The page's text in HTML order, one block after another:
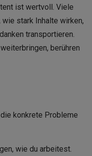
ist wertvoll. Viele
stark Inhalte wirken,
transportieren.
berühren
konkrete Probleme
wie du arbeitest.